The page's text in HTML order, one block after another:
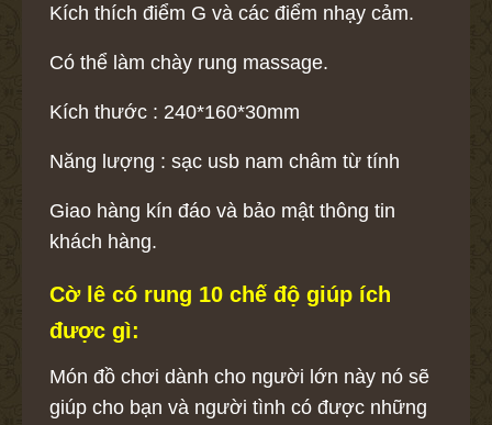
Kích thích điểm G và các điểm nhạy cảm.
Có thể làm chày rung massage.
Kích thước : 240*160*30mm
Năng lượng : sạc usb nam châm từ tính
Giao hàng kín đáo và bảo mật thông tin
khách hàng.
Cờ lê có rung 10 chế độ giúp ích
được gì:
Món đồ chơi dành cho người lớn này nó sẽ
giúp cho bạn và người tình có được những